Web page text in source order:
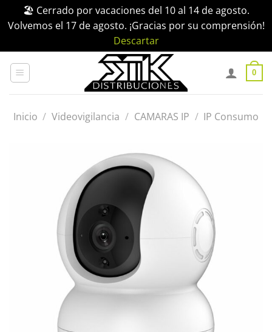
🏖️ Cerrado por vacaciones del 10 al 14 de agosto.
Volvemos el 17 de agosto. ¡Gracias por su comprensión!
Descartar
0
Inicio / Videovigilancia / CAMARAS IP / IP Consumo